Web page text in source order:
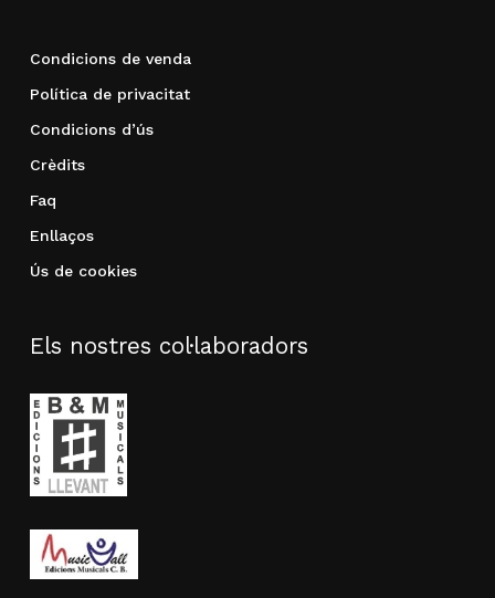
Condicions de venda
Política de privacitat
Condicions d’ús
Crèdits
Faq
Enllaços
Ús de cookies
Els nostres col·laboradors